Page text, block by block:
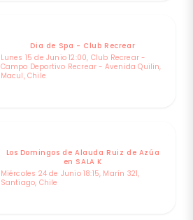
Dia de Spa - Club Recrear
Lunes 15 de Junio 12:00, Club Recrear -
Campo Deportivo Recrear - Avenida Quilin,
Macul, Chile
Los Domingos de Alauda Ruiz de Azúa
en SALA K
Miércoles 24 de Junio 18:15, Marín 321,
Santiago, Chile